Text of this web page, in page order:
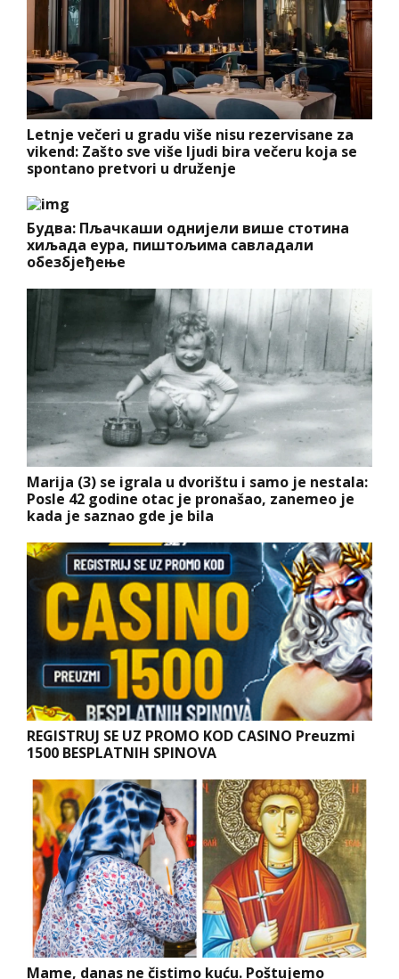
Letnje večeri u gradu više nisu rezervisane za
vikend: Zašto sve više ljudi bira večeru koja se
spontano pretvori u druženje
Будва: Пљачкаши однијели више стотина
хиљада еура, пиштољима савладали
обезбјеђење
Marija (3) se igrala u dvorištu i samo je nestala:
Posle 42 godine otac je pronašao, zanemeo je
kada je saznao gde je bila
REGISTRUJ SE UZ PROMO KOD CASINO Preuzmi
1500 BESPLATNIH SPINOVA
Mame, danas ne čistimo kuću. Poštujemo